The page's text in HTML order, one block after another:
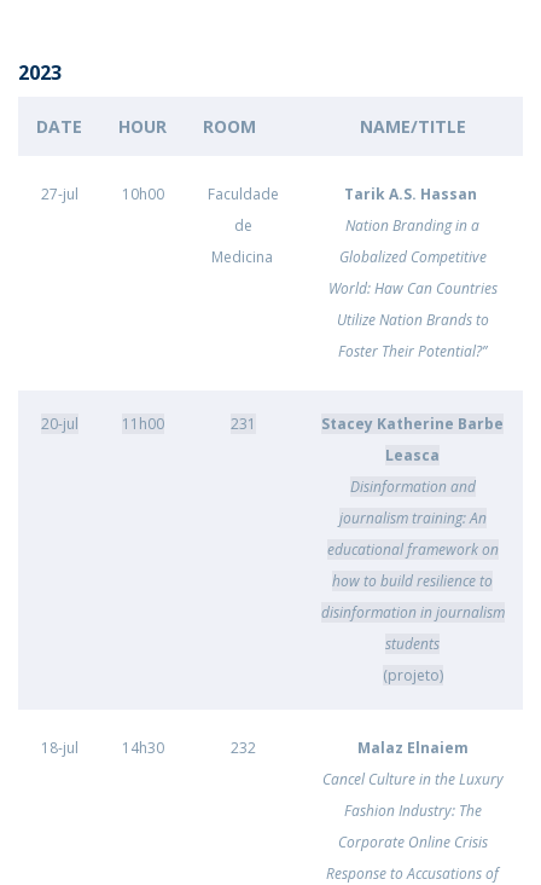
2023
DATE HOUR ROOM NAME/TITLE
27-jul 10h00
Faculdade
de
Medicina
Tarik A.S. Hassan
Nation Branding in a
Globalized Competitive
World: Haw Can Countries
Utilize Nation Brands to
Foster Their Potential?”
20-jul 11h00 231
Stacey Katherine Barbe
Leasca
Disinformation and
journalism training: An
educational framework on
how to build resilience to
disinformation in journalism
students
(projeto)
18-jul 14h30 232
Malaz Elnaiem
Cancel Culture in the Luxury
Fashion Industry: The
Corporate Online Crisis
Response to Accusations of